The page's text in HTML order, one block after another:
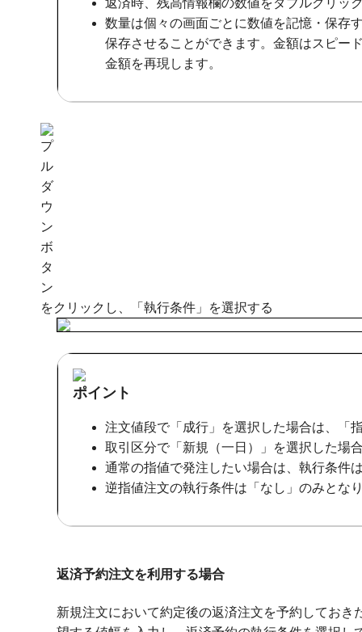
返済時、残高情報欄の数値をダブルクリッ
数量は個々の画面ごとに数値を記憶・保存
保存させることができます。金額はスピー
金額を再現します。
をクリックし、「執行条件」を選択する
ポイント
注文値段で「成行」を選択した場合は、「
取引区分で「新規（一日）」を選択した場
通常の指値で発注したい場合は、執行条件
逆指値注文の執行条件は「なし」のみとな
返済予約注文を利用する場合
新規注文において約定後の返済注文を予約してお